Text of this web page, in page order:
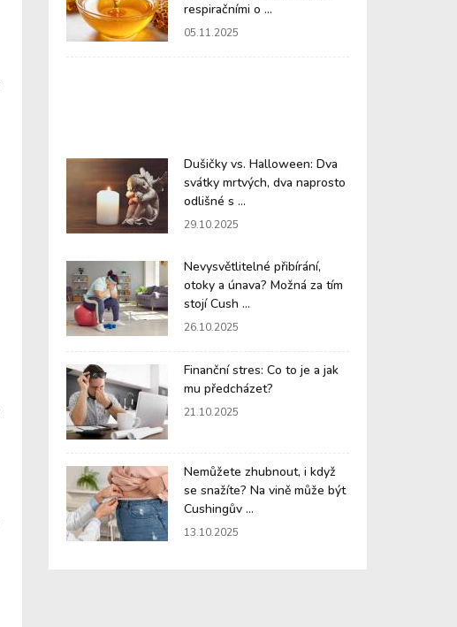
respiračními o ...
05.11.2025
Dušičky vs. Halloween: Dva
svátky mrtvých, dva naprosto
odlišné s ...
29.10.2025
Nevysvětlitelné přibírání,
otoky a únava? Možná za tím
stojí Cush ...
26.10.2025
Finanční stres: Co to je a jak
mu předcházet?
21.10.2025
Nemůžete zhubnout, i když
se snažíte? Na vině může být
Cushingův ...
13.10.2025